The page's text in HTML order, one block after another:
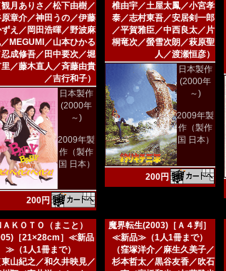
月ありさ／松下由樹／
章介／神田うの／伊藤
え／岡田浩暉／野波麻
MEGUMI／山本ひかる
成修吾／田中要次／堀
／藤木直人／斉藤由貴
／吉行和子）
日本製作
(2000年
～)
2009年製
作（製作
国 日本）
200円
椎由宇／土屋太鳳／小宮孝
泰／志村東吾／安居剣一郎
／平賀雅臣／中西良太／片
桐竜次／螢雪次朗／萩原聖
人／渡瀬恒彦）
日本製作
(2000年
～)
2009年製
作（製作
国 日本）
200円
ＡＫＯＴＯ（まこと）
［21×28cm］≪新品
≫（1人1冊まで）
山紀之／和久井映見／
魔界転生(2003)［Ａ４判］
≪新品≫（1人1冊まで）
（窪塚洋介／麻生久美子／
杉本哲太／黒谷友香／吹石